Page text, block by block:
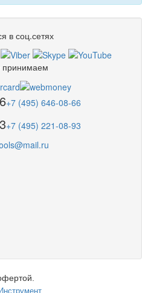
в соц.сетях
принимаем
+7 (495) 646-08-66
+7 (495) 221-08-93